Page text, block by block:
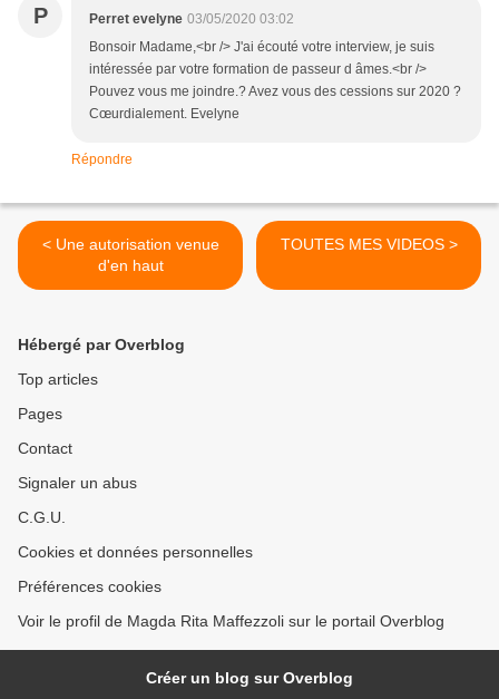
P Perret evelyne 03/05/2020 03:02
Bonsoir Madame,<br /> J'ai écouté votre interview, je suis
intéressée par votre formation de passeur d âmes.<br />
Pouvez vous me joindre.? Avez vous des cessions sur 2020 ?
Cœurdialement. Evelyne
Répondre
< Une autorisation venue
d'en haut
TOUTES MES VIDEOS >
Hébergé par Overblog
Top articles
Pages
Contact
Signaler un abus
C.G.U.
Cookies et données personnelles
Préférences cookies
Voir le profil de Magda Rita Maffezzoli sur le portail Overblog
Créer un blog sur Overblog